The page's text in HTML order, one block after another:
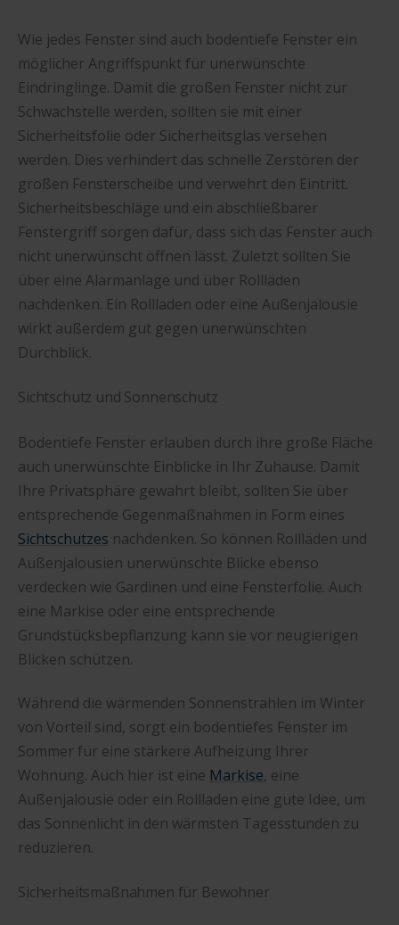
Wie jedes Fenster sind auch bodentiefe Fenster ein
möglicher Angriffspunkt für unerwünschte
Eindringlinge. Damit die großen Fenster nicht zur
Schwachstelle werden, sollten sie mit einer
Sicherheitsfolie oder Sicherheitsglas versehen
werden. Dies verhindert das schnelle Zerstören der
großen Fensterscheibe und verwehrt den Eintritt.
Sicherheitsbeschläge und ein abschließbarer
Fenstergriff sorgen dafür, dass sich das Fenster auch
nicht unerwünscht öffnen lässt. Zuletzt sollten Sie
über eine Alarmanlage und über Rollläden
nachdenken. Ein Rollladen oder eine Außenjalousie
wirkt außerdem gut gegen unerwünschten
Durchblick.
Sichtschutz und Sonnenschutz
Bodentiefe Fenster erlauben durch ihre große Fläche
auch unerwünschte Einblicke in Ihr Zuhause. Damit
Ihre Privatsphäre gewahrt bleibt, sollten Sie über
entsprechende Gegenmaßnahmen in Form eines
Sichtschutzes nachdenken. So können Rollläden und
Außenjalousien unerwünschte Blicke ebenso
verdecken wie Gardinen und eine Fensterfolie. Auch
eine Markise oder eine entsprechende
Grundstücksbepflanzung kann sie vor neugierigen
Blicken schützen.
Während die wärmenden Sonnenstrahlen im Winter
von Vorteil sind, sorgt ein bodentiefes Fenster im
Sommer für eine stärkere Aufheizung Ihrer
Wohnung. Auch hier ist eine Markise, eine
Außenjalousie oder ein Rollladen eine gute Idee, um
das Sonnenlicht in den wärmsten Tagesstunden zu
reduzieren.
Sicherheitsmaßnahmen für Bewohner